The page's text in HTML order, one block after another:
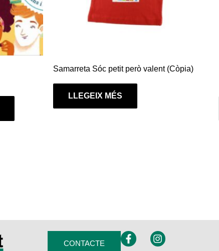
Samarreta Sóc petit però valent (Còpia)
LLEGEIX MÉS
CONTACTE
F
a
I
n